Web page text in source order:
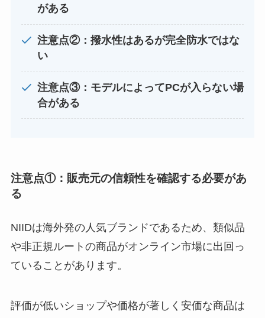
がある
注意点②：撥水性はあるが完全防水ではな
い
注意点③：モデルによってPCが入らない場
合がある
注意点①：販売元の信頼性を確認する必要があ
る
NIIDは海外発の人気ブランドであるため、類似品
や非正規ルートの商品がオンライン市場に出回っ
ていることがあります。
評価が低いショップや価格が著しく安価な商品は